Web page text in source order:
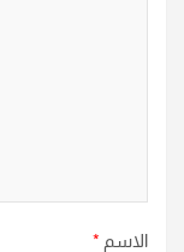
الاسم *